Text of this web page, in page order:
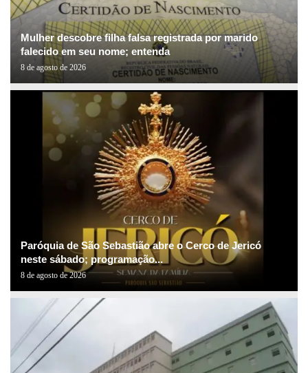
Mulher descobre filha falsa registrada por marido
falecido em seu nome; entenda
8 de agosto de 2026
Paróquia de São Sebastião abre o Cerco de Jericó
neste sábado; programação...
8 de agosto de 2026